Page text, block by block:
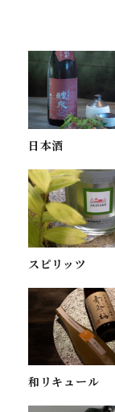
日本酒
スピリッツ
和リキュール